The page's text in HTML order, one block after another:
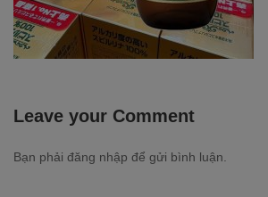
Leave your Comment
Bạn phải đăng nhập để gửi bình luận.